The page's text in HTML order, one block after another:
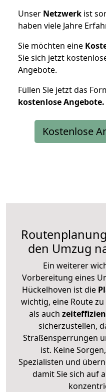
Unser Netzwerk ist
haben viele Jahre
Sie möchten eine
Sie sich jetzt
Angebote.
Füllen Sie jetzt das
kostenloseAngebote.
Kostenlose
den Umzug
Ein weiterer
Vorbereitung eines
Hückelhoven ist die
wichtig, eine Route
als auch
sicherzustellen,
Straßensperrungen
ist. Keine
Spezialisten und
damit Sie sich auf